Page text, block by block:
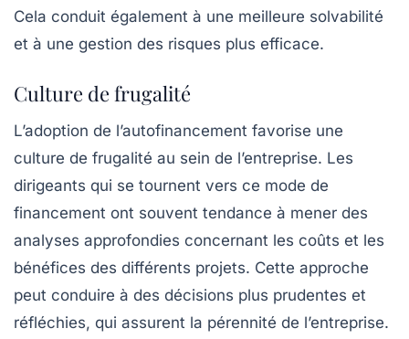
Cela conduit également à une meilleure solvabilité
et à une gestion des risques plus efficace.
Culture de frugalité
L’adoption de l’autofinancement favorise une
culture de frugalité au sein de l’entreprise. Les
dirigeants qui se tournent vers ce mode de
financement ont souvent tendance à mener des
analyses approfondies concernant les coûts et les
bénéfices des différents projets. Cette approche
peut conduire à des décisions plus prudentes et
réfléchies, qui assurent la pérennité de l’entreprise.